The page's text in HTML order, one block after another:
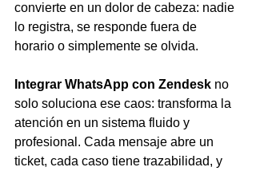
convierte en un dolor de cabeza: nadie
lo registra, se responde fuera de
horario o simplemente se olvida.
Integrar WhatsApp con Zendesk no
solo soluciona ese caos: transforma la
atención en un sistema fluido y
profesional. Cada mensaje abre un
ticket, cada caso tiene trazabilidad, y